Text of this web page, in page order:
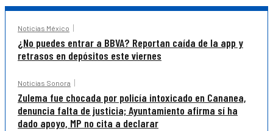
Noticias México
¿No puedes entrar a BBVA? Reportan caída de la app y
retrasos en depósitos este viernes
Noticias Sonora
Zulema fue chocada por policía intoxicado en Cananea,
denuncia falta de justicia; Ayuntamiento afirma sí ha
dado apoyo, MP no cita a declarar